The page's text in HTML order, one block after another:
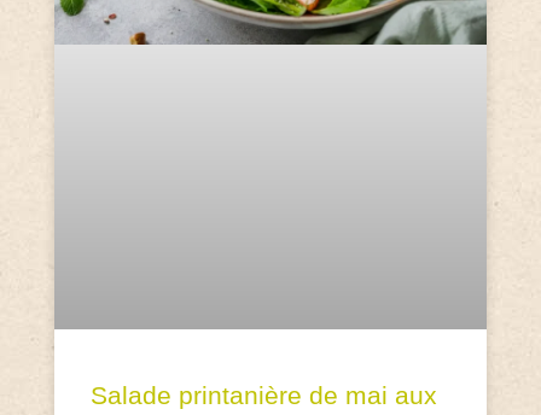
Salade printanière de mai aux